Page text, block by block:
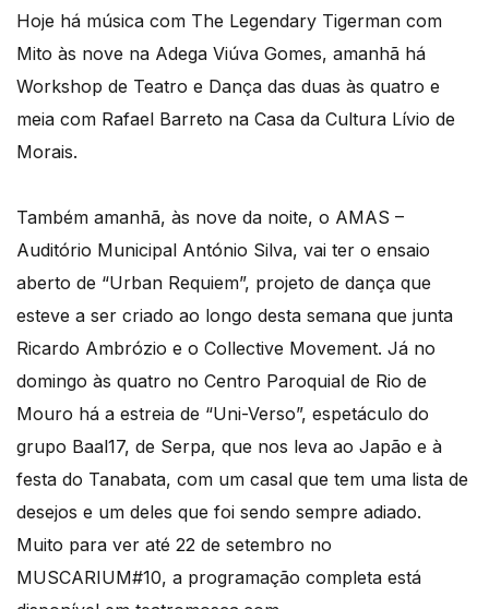
Hoje há música com The Legendary Tigerman com
Mito às nove na Adega Viúva Gomes, amanhã há
Workshop de Teatro e Dança das duas às quatro e
meia com Rafael Barreto na Casa da Cultura Lívio de
Morais.
Também amanhã, às nove da noite, o AMAS –
Auditório Municipal António Silva, vai ter o ensaio
aberto de “Urban Requiem”, projeto de dança que
esteve a ser criado ao longo desta semana que junta
Ricardo Ambrózio e o Collective Movement. Já no
domingo às quatro no Centro Paroquial de Rio de
Mouro há a estreia de “Uni-Verso”, espetáculo do
grupo Baal17, de Serpa, que nos leva ao Japão e à
festa do Tanabata, com um casal que tem uma lista de
desejos e um deles que foi sendo sempre adiado.
Muito para ver até 22 de setembro no
MUSCARIUM#10, a programação completa está